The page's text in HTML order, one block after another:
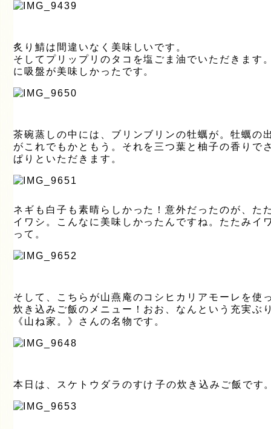
炙り鯖は間違いなく美味しいです。
そしてプリップリのタコを塩ごま油でいただきます
に吸盤が美味しかったです。
茶碗蒸しの中には、ブリンブリンの牡蠣が。牡蠣の
がこれでもかともう。それを三つ葉と柚子の香りで
ぱりといただきます。
ネギも白子も素晴らしかった！意外だったのが、た
イワシ。こんなに美味しかったんですね。たたみイ
って。
そして、こちらが山燕庵のコシヒカリアモーレを使
炊き込みご飯のメニュー！おお、なんという充実ぶ
《山ね家。》さんの名物です。
本日は、スケトウダラのすけ子の炊き込みご飯です